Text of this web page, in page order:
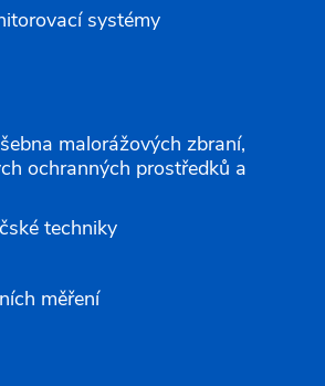
systémy
malorážových zbraní,
ochranných prostředků a
techniky
měření